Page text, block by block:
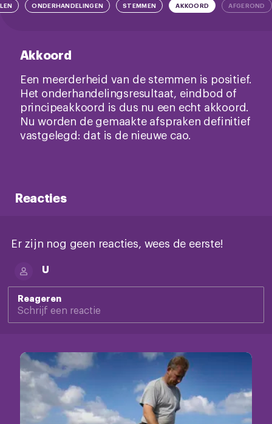
ONDERHANDELINGEN STEMMEN AKKOORD AFGEROND
Akkoord
Een meerderheid van de stemmen is positief.
Het onderhandelingsresultaat, eindbod of
principeakkoord is dus nu een echt akkoord.
Nu worden de gemaakte afspraken definitief
vastgelegd: dat is de nieuwe cao.
Reacties
Er zijn nog geen reacties, wees de eerste!
U
Reageren